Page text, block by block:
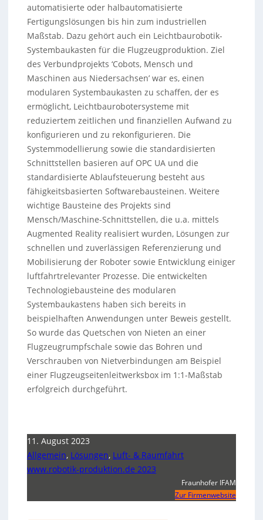
automatisierte oder halbautomatisierte
Fertigungslösungen bis hin zum industriellen
Maßstab. Dazu gehört auch ein Leichtbaurobotik-
Systembaukasten für die Flugzeugproduktion. Ziel
des Verbundprojekts ‘Cobots, Mensch und
Maschinen aus Niedersachsen’ war es, einen
modularen Systembaukasten zu schaffen, der es
ermöglicht, Leichtbaurobotersysteme mit
reduziertem zeitlichen und finanziellen Aufwand zu
konfigurieren und zu rekonfigurieren. Die
Systemmodellierung sowie die standardisierten
Schnittstellen basieren auf OPC UA und die
standardisierte Ablaufsteuerung besteht aus
fähigkeitsbasierten Softwarebausteinen. Weitere
wichtige Bausteine des Projekts sind
Mensch/Maschine-Schnittstellen, die u.a. mittels
Augmented Reality realisiert wurden, Lösungen zur
schnellen und zuverlässigen Referenzierung und
Mobilisierung der Roboter sowie Entwicklung einiger
luftfahrtrelevanter Prozesse. Die entwickelten
Technologiebausteine des modularen
Systembaukastens haben sich bereits in
beispielhaften Anwendungen unter Beweis gestellt.
So wurde das Quetschen von Nieten an einer
Flugzeugrumpfschale sowie das Bohren und
Verschrauben von Nietverbindungen am Beispiel
einer Flugzeugseitenleitwerksbox im 1:1-Maßstab
erfolgreich durchgeführt.
11. August 2023
Allgemein, Lösungen, Luft- & Raumfahrt
www.robotik-produktion.de 2023
Fraunhofer IFAM
Zur Firmenwebsite